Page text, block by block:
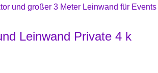
Leinwand Private 4 k